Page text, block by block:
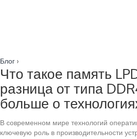
Блог ›
Что такое память
разница от типа
больше о
В современном мире технологий
ключевую роль в производительности